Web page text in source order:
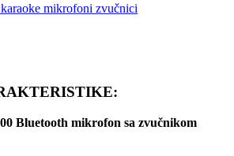
mikrofoni zvučnici
Bluetooth mikrofon sa zvučnikom